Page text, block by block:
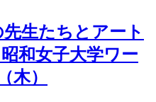
生たちとアート
和女子大学ワー
木）